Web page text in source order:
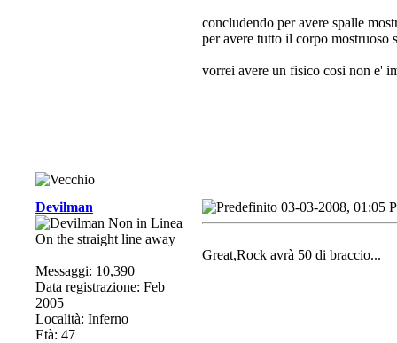
concludendo per avere spalle
per avere tutto il corpo mostruoso
vorrei avere un fisico cosi non e'
Devilman
On the straight line away
Messaggi: 10,390
Data registrazione: Feb
2005
Località: Inferno
Età: 47
03-03-2008, 01:05
Great,Rock avrà 50 di braccio...